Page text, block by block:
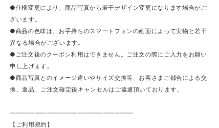
●仕様変更により、商品写真から若干デザイン変更になります場合がご
ざいます。
●商品の色味は、お手持ちのスマートフォンの画面によって実物と若干
異なる場合がございます。
●ご注文後のクーポン利用はできません。ご注文の際にご入力をお願い
申し上げます。
●商品写真とのイメージ違いやサイズ交換等、お客さまご都合による交
換、返品、ご注文確定後キャンセルはご遠慮頂いております。
————————————————————
【ご利用規約】